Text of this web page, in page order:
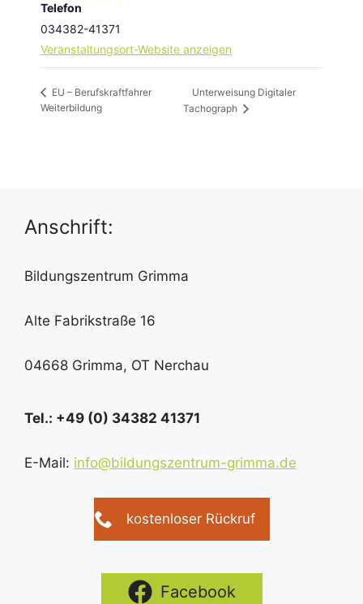
Telefon
034382-41371
Veranstaltungsort-Website anzeigen
EU – Berufskraftfahrer
Weiterbildung
Unterweisung Digitaler
Tachograph
Anschrift:
Bildungszentrum Grimma
Alte Fabrikstraße 16
04668 Grimma, OT Nerchau
Tel.: +49 (0) 34382 41371
E-Mail: info@bildungszentrum-grimma.de
kostenloser Rückruf
Facebook